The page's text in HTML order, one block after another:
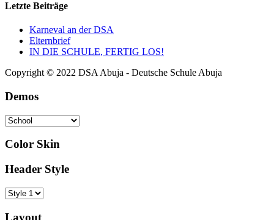
Letzte Beiträge
Karneval an der DSA
Elternbrief
IN DIE SCHULE, FERTIG LOS!
Copyright © 2022 DSA Abuja - Deutsche Schule Abuja
Demos
Color Skin
Header Style
Layout